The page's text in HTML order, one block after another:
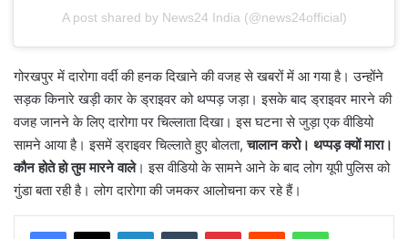
A post shared by News24 India (@news24official)
गोरखपुर में दारोगा वर्दी की हनक दिखाने की वजह से खबरों में आ गया है। उन्होंने
सड़क किनारे खड़ी कार के ड्राइवर को थप्पड़ जड़ा। इसके बाद ड्राइवर मारने की
वजह जानने के लिए दारोगा पर चिल्लाता दिखा। इस घटना से जुड़ा एक वीडियो
सामने आया है। इसमें ड्राइवर चिल्लाते हुए बोलता,चालान करो। थप्पड़ क्यों मारा।
कौन होते हो तुम मारने वाले। इस वीडियो के सामने आने के बाद लोग यूपी पुलिस को
गुंडा बता रही है। लोग दारोगा की जमकर आलोचना कर रहे हैं।
LinkedInTumblr PinterestReddit WhatsApp